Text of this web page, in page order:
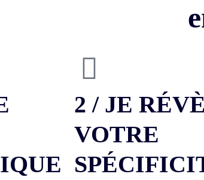
2 / JE
VOTRE